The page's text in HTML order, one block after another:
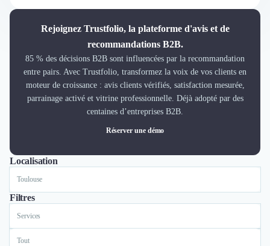
Découvrir
Découvrir le média
Demander une démo
Connexion
Cabinet de Recrutement
Conseil en Management et Organisation
Gestion paie
Qualité de Vie au Travail (QVT)
Portage Salarial
Responsabilité Sociétale des Entreprises (RSE)
Marketplace de freelance
Coaching
Rejoignez Trustfolio, la plateforme d'avis et de
recommandations B2B.
85 % des décisions B2B sont influencées par la recommandation
entre pairs. Avec Trustfolio, transformez la voix de vos clients en
moteur de croissance : avis clients vérifiés, satisfaction mesurée,
parrainage activé et vitrine professionnelle. Déjà adopté par des
centaines d’entreprises B2B.
Réserver une démo
Localisation
ToutLyonParis
Filtres
Services